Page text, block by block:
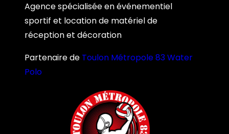
Agence spécialisée en événementiel
sportif et location de matériel de
réception et décoration
Partenaire de Toulon Métropole 83 Water
Polo